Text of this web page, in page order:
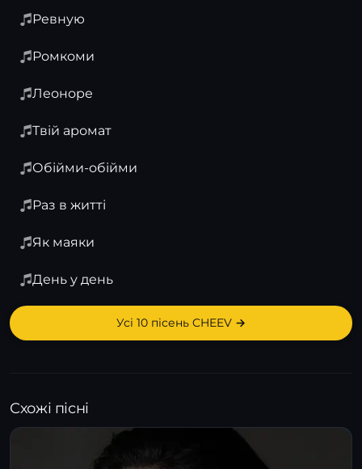
Ревную
Ромкоми
Леоноре
Твій аромат
Обійми-обійми
Раз в житті
Як маяки
День у день
Усі 10 пісень CHEEV →
Схожі пісні